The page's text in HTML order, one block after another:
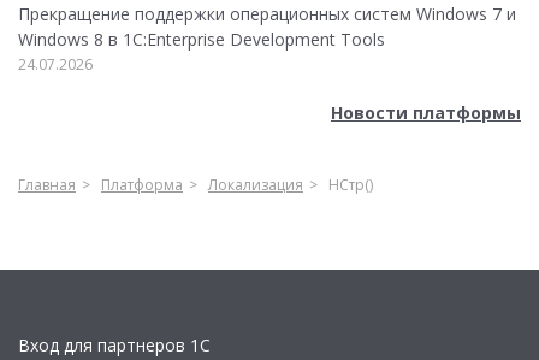
Прекращение поддержки операционных систем Windows 7 и
Windows 8 в 1C:Enterprise Development Tools
24.07.2026
Новости платформы
Главная Платформа Локализация НСтр()
Вход для партнеров 1С